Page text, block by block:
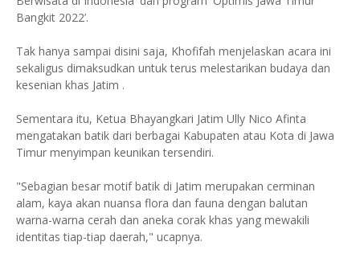
Bangkit 2022’.
Tak hanya sampai disini saja, Khofifah menjelaskan acara ini
sekaligus dimaksudkan untuk terus melestarikan budaya dan
kesenian khas Jatim .
Sementara itu, Ketua Bhayangkari Jatim Ully Nico Afinta
mengatakan batik dari berbagai Kabupaten atau Kota di Jawa
Timur menyimpan keunikan tersendiri.
"Sebagian besar motif batik di Jatim merupakan cerminan
alam, kaya akan nuansa flora dan fauna dengan balutan
warna-warna cerah dan aneka corak khas yang mewakili
identitas tiap-tiap daerah," ucapnya.